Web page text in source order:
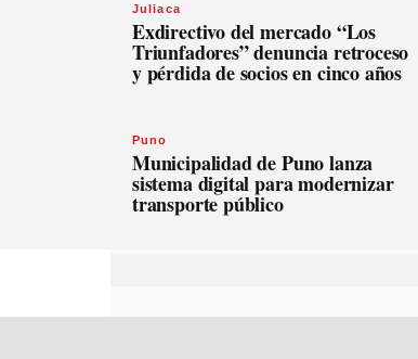
Juliaca
Exdirectivo del mercado “Los
Triunfadores” denuncia retroceso
y pérdida de socios en cinco años
Puno
Municipalidad de Puno lanza
sistema digital para modernizar
transporte público